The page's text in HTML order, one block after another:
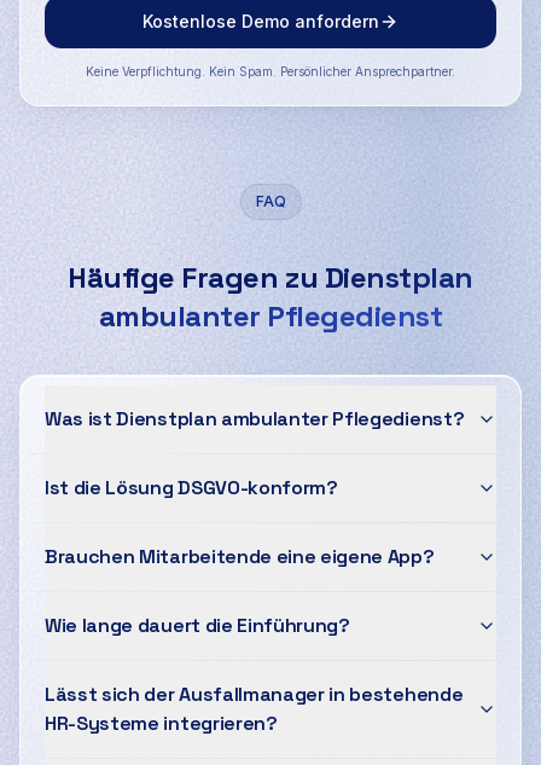
Kostenlose Demo anfordern
Keine Verpflichtung. Kein Spam. Persönlicher Ansprechpartner.
FAQ
Häufige Fragen zu Dienstplan
ambulanter Pflegedienst
Was ist Dienstplan ambulanter Pflegedienst?
Ist die Lösung DSGVO-konform?
Brauchen Mitarbeitende eine eigene App?
Wie lange dauert die Einführung?
Lässt sich der Ausfallmanager in bestehende
HR-Systeme integrieren?